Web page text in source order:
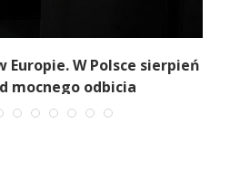
Europie. W Polsce sierpień
mocnego odbicia